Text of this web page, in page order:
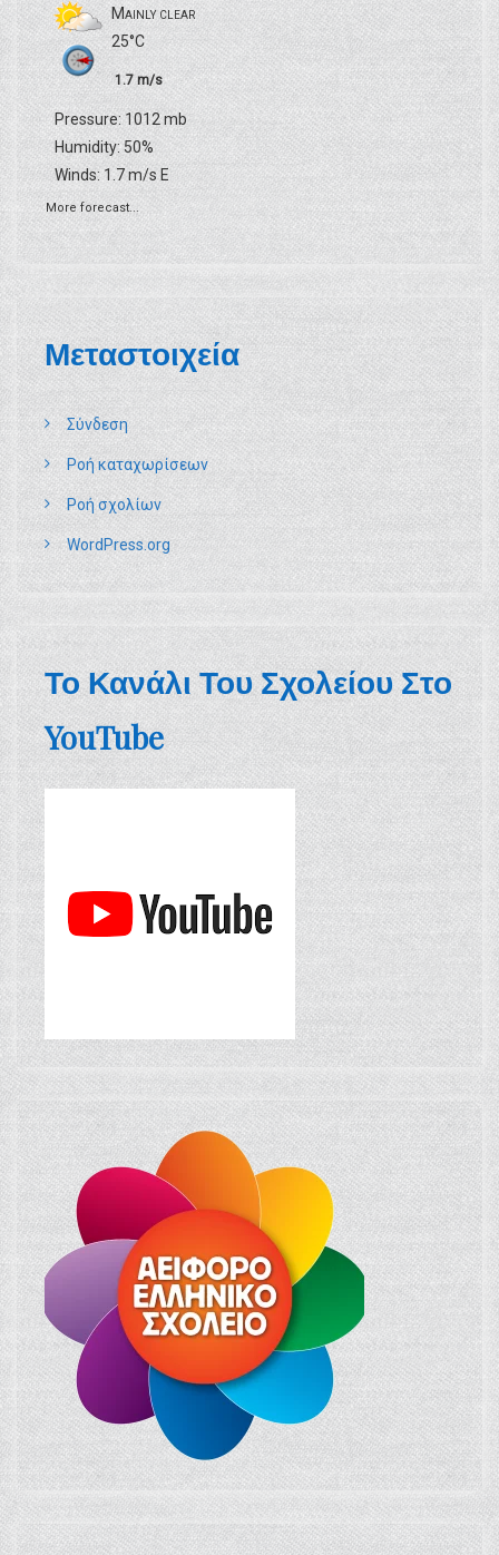
ν
Mainly clear
25°C
1.7 m/s
Pressure: 1012 mb
Humidity: 50%
Winds: 1.7 m/s E
More forecast...
Μεταστοιχεία
Σύνδεση
Ροή καταχωρίσεων
Ροή σχολίων
WordPress.org
Το Κανάλι Του Σχολείου Στο
YouTube